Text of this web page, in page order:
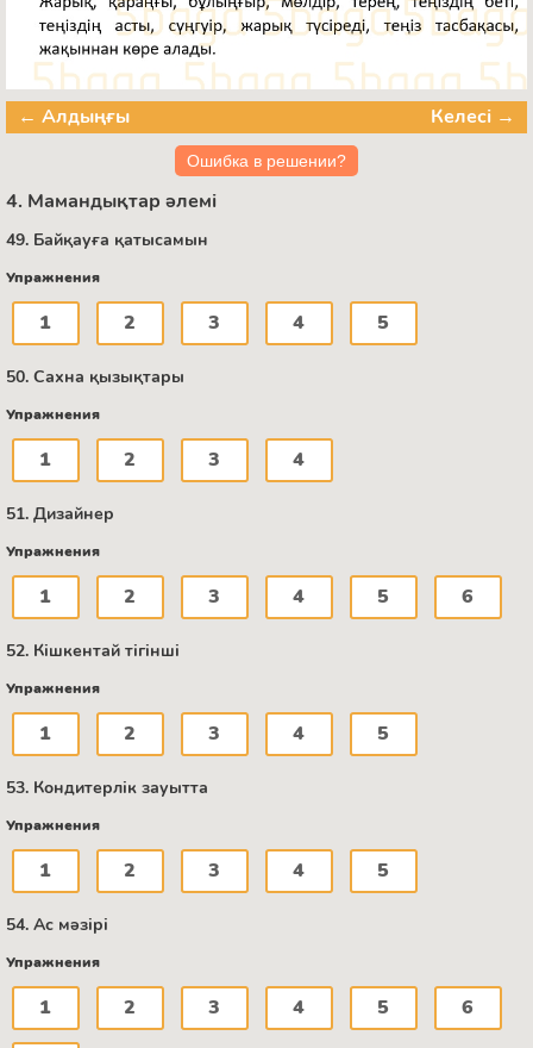
← Алдыңғы Келесі →
Ошибка в решении?
4. Мамандықтар әлемі
49. Байқауға қатысамын
Упражнения
1 2 3 4 5
50. Сахна қызықтары
Упражнения
1 2 3 4
51. Дизайнер
Упражнения
1 2 3 4 5 6
52. Кішкентай тігінші
Упражнения
1 2 3 4 5
53. Кондитерлік зауытта
Упражнения
1 2 3 4 5
54. Ас мәзірі
Упражнения
1 2 3 4 5 6